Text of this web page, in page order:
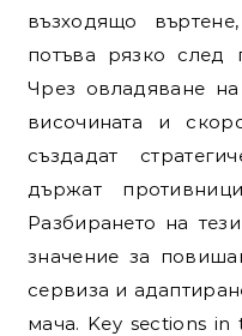
възходящо
потъва рязко след
Чрез овладяване
височината и
създадат
държат
Разбирането на
значение за
сервиза и
мача. Key sections